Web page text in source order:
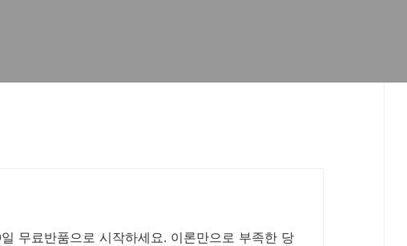
무료반품으로 시작하세요. 이론만으로 부족한 당